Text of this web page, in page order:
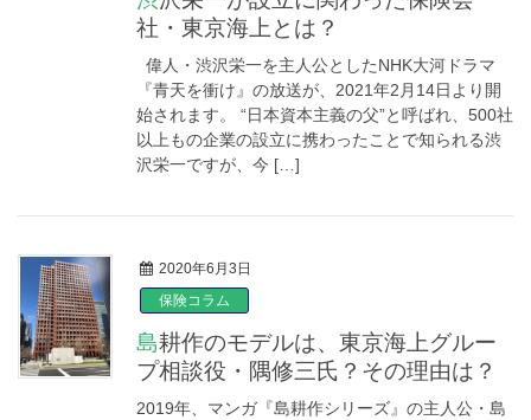
社・東京海上とは？
偉人・渋沢栄一を主人公としたNHK大河ドラマ
『青天を衝け』の放送が、2021年2月14日より開
始されます。 “日本資本主義の父”と呼ばれ、500社
以上もの企業の設立に携わったことで知られる渋
沢栄一ですが、今 […]
2020年6月3日
保険コラム
島耕作のモデルは、東京海上グルー
プ相談役・隅修三氏？その理由は？
2019年、マンガ『島耕作シリーズ』の主人公・島